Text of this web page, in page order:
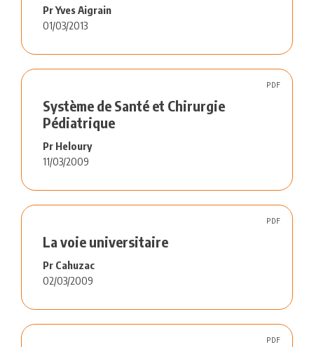
Pr Yves Aigrain
01/03/2013
Système de Santé et Chirurgie
Pédiatrique
Pr Heloury
11/03/2009
PDF
La voie universitaire
Pr Cahuzac
02/03/2009
PDF
PDF